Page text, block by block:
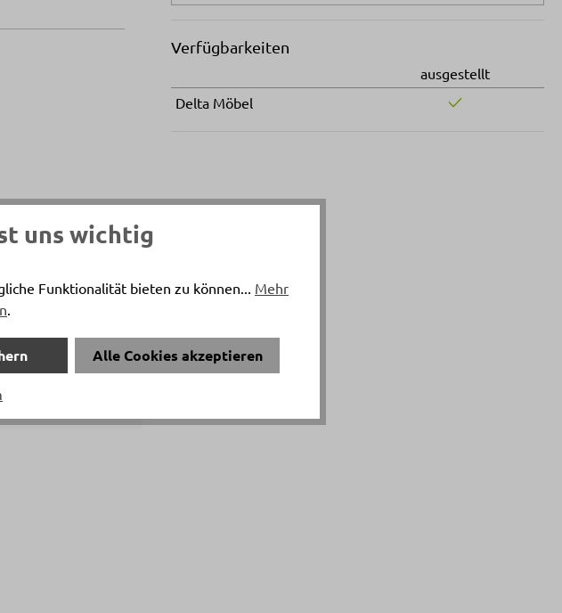
Verfügbarkeiten
ausgestellt
Delta Möbel
uns wichtig
Funktionalität bieten zu können... Mehr
.
Alle Cookies akzeptieren